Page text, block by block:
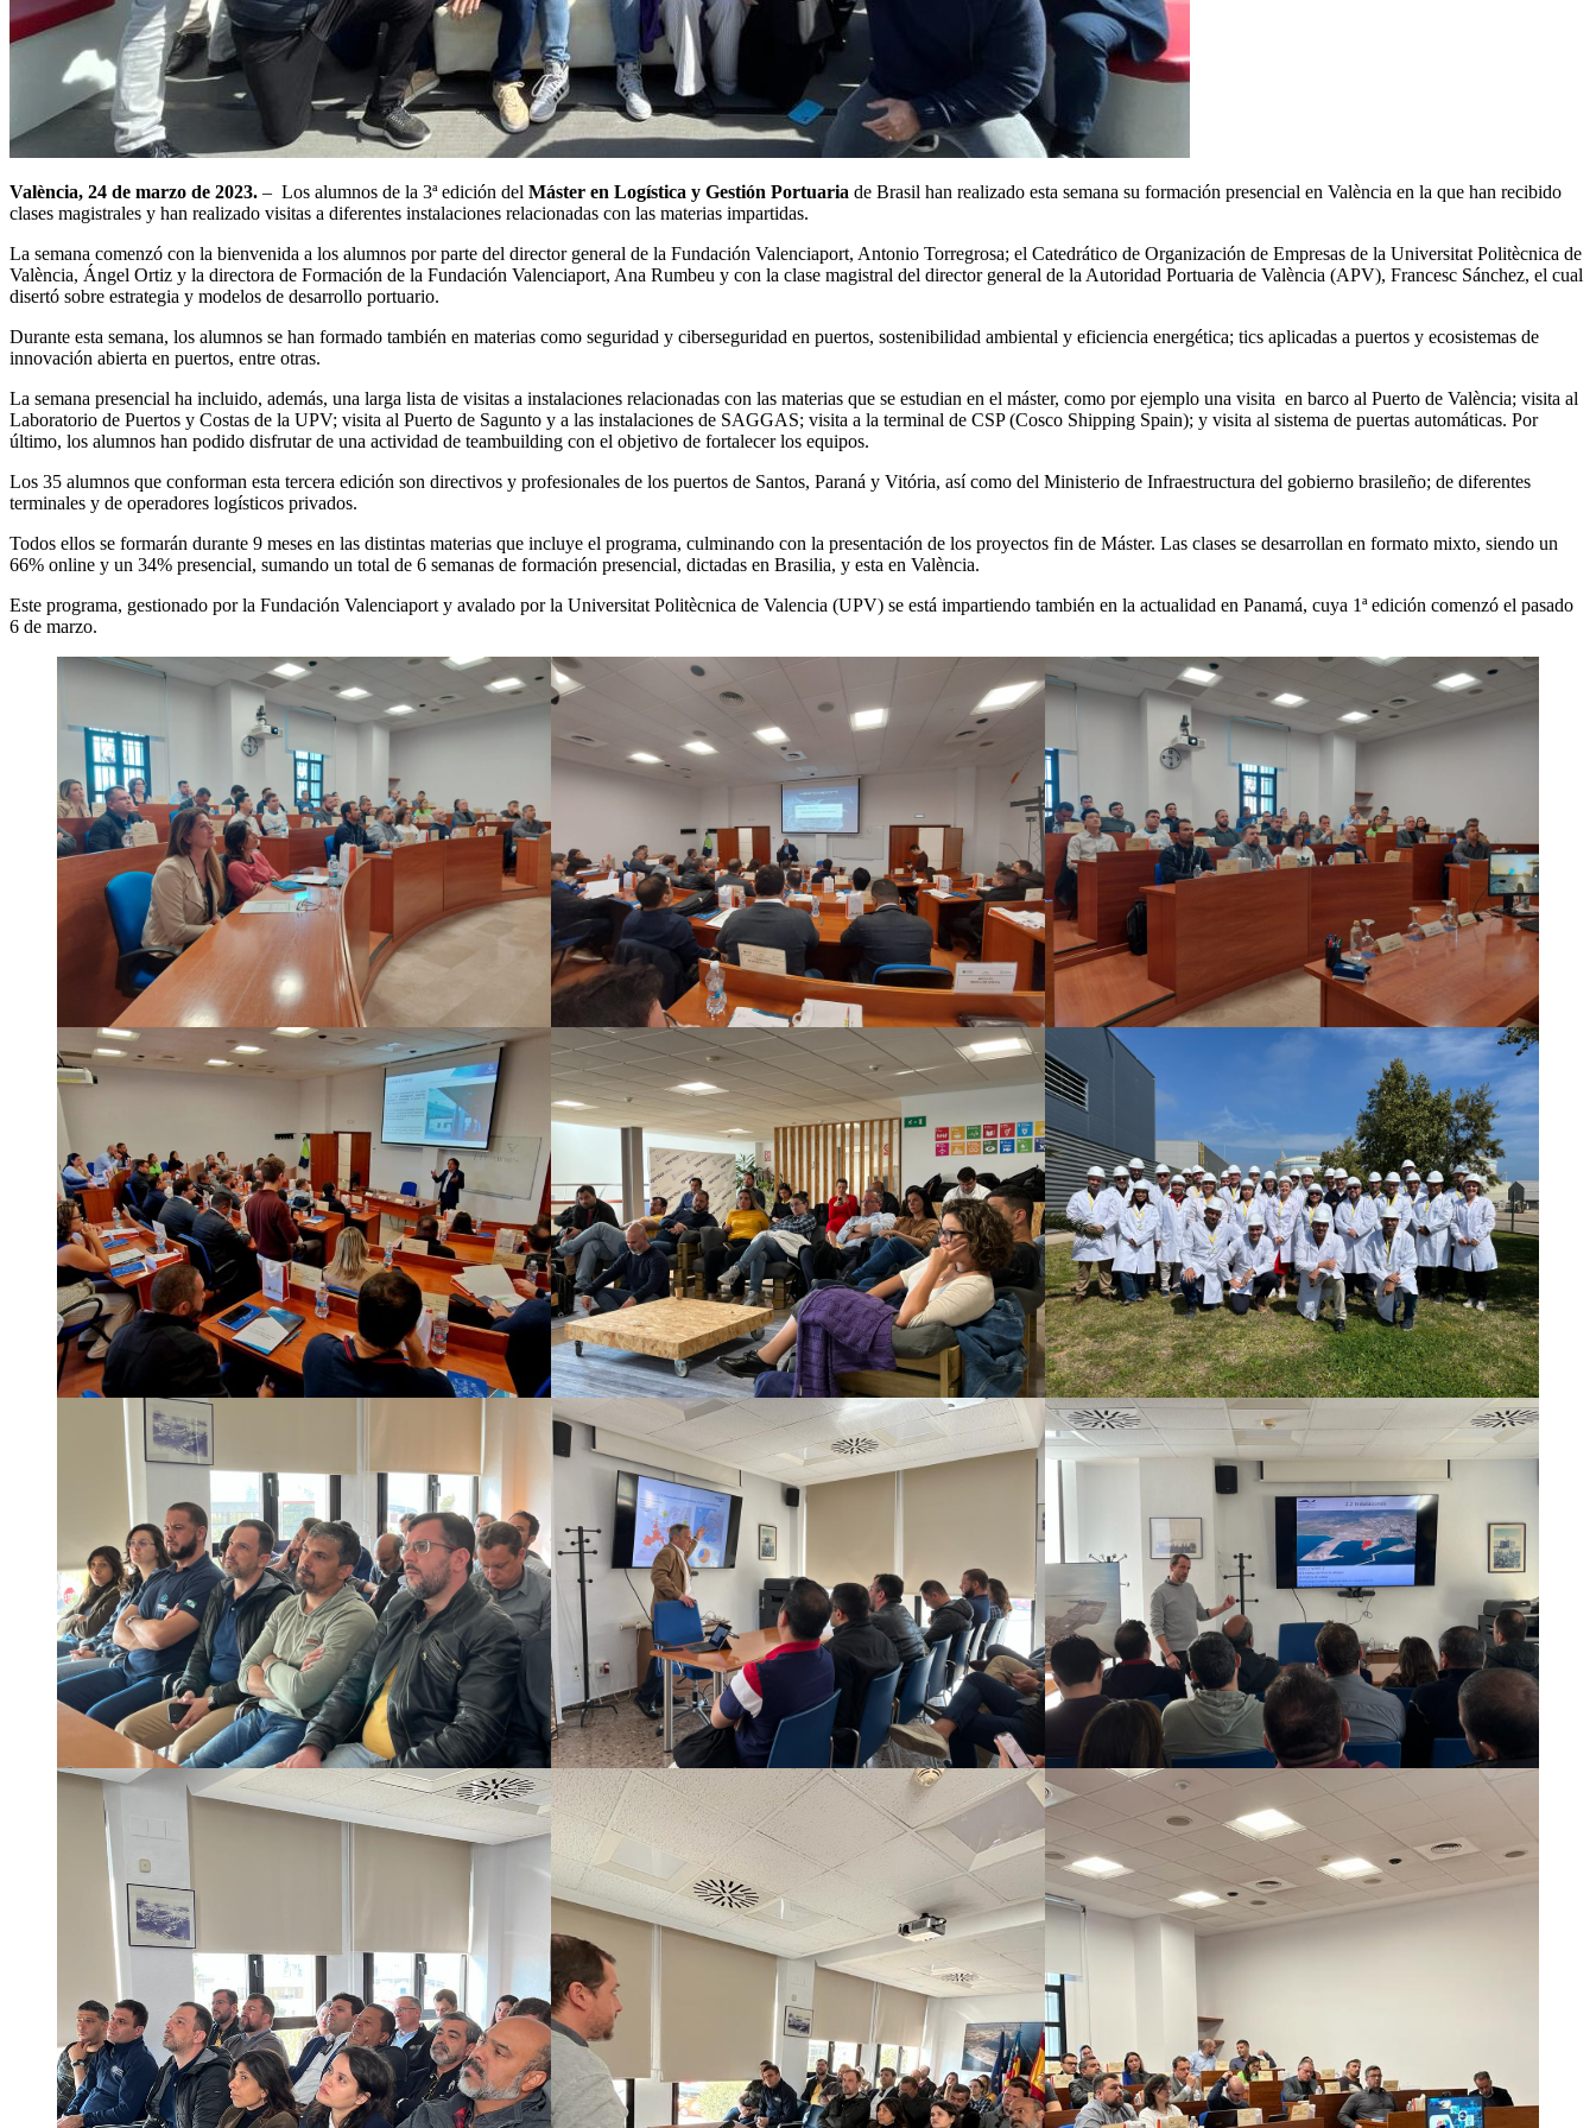
València, 24 de marzo de 2023. – Los alumnos de la 3ª edición del Máster en Logística y Gestión Portuaria de Brasil han realizado esta semana su formación presencial en València en la que han recibido
clases magistrales y han realizado visitas a diferentes instalaciones relacionadas con las materias impartidas.
La semana comenzó con la bienvenida a los alumnos por parte del director general de la Fundación Valenciaport, Antonio Torregrosa; el Catedrático de Organización de Empresas de la Universitat Politècnica de
València, Ángel Ortiz y la directora de Formación de la Fundación Valenciaport, Ana Rumbeu y con la clase magistral del director general de la Autoridad Portuaria de València (APV), Francesc Sánchez, el cual
disertó sobre estrategia y modelos de desarrollo portuario.
Durante esta semana, los alumnos se han formado también en materias como seguridad y ciberseguridad en puertos, sostenibilidad ambiental y eficiencia energética; tics aplicadas a puertos y ecosistemas de
innovación abierta en puertos, entre otras.
La semana presencial ha incluido, además, una larga lista de visitas a instalaciones relacionadas con las materias que se estudian en el máster, como por ejemplo una visita en barco al Puerto de València; visita al
Laboratorio de Puertos y Costas de la UPV; visita al Puerto de Sagunto y a las instalaciones de SAGGAS; visita a la terminal de CSP (Cosco Shipping Spain); y visita al sistema de puertas automáticas. Por
último, los alumnos han podido disfrutar de una actividad de teambuilding con el objetivo de fortalecer los equipos.
Los 35 alumnos que conforman esta tercera edición son directivos y profesionales de los puertos de Santos, Paraná y Vitória, así como del Ministerio de Infraestructura del gobierno brasileño; de diferentes
terminales y de operadores logísticos privados.
Todos ellos se formarán durante 9 meses en las distintas materias que incluye el programa, culminando con la presentación de los proyectos fin de Máster. Las clases se desarrollan en formato mixto, siendo un
66% online y un 34% presencial, sumando un total de 6 semanas de formación presencial, dictadas en Brasilia, y esta en València.
Este programa, gestionado por la Fundación Valenciaport y avalado por la Universitat Politècnica de Valencia (UPV) se está impartiendo también en la actualidad en Panamá, cuya 1ª edición comenzó el pasado
6 de marzo.